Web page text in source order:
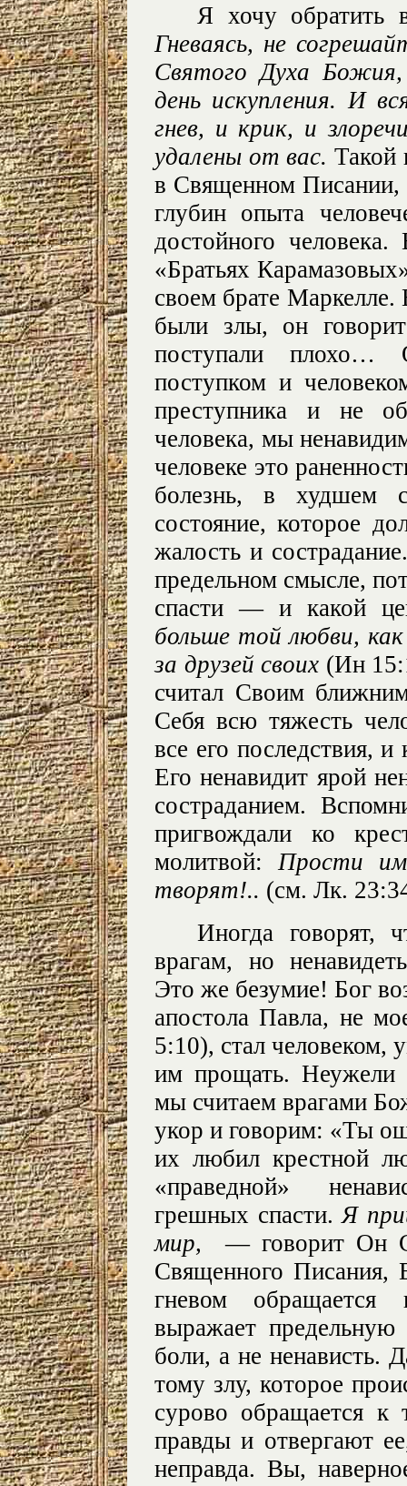
Я хочу обратить
Гневаясь, не
Святого Духа
день искупления. И
гнев, и крик, и
удалены от вас. Такой
в Священном Писании,
глубин опыта
достойного
«Братьях
своем брате Маркелле.
были злы, он
поступали плохо…
поступком и
преступника и не
человека, мы
человеке это
болезнь, в худшем
состояние, которое
жалость и
предельном смысле,
спасти — и какой
больше той любви,
за друзей своих (Ин
считал Своим
Себя всю тяжесть
все его последствия,
Его ненавидит ярой
состраданием.
пригвождали ко
молитвой: Прости
творят!.. (см. Лк.
Иногда говорят,
врагам, но
Это же безумие! Бог
апостола Павла, не
5:10), стал человеком,
им прощать. Неужели
мы считаем врагами
укор и говорим: «Ты
их любил крестной
«праведной»
грешных спасти. Я
мир,
— говорит Он
Священного Писания,
гневом
выражает
боли, а не ненависть.
тому злу, которое
сурово обращается к
правды и отвергают
неправда. Вы,